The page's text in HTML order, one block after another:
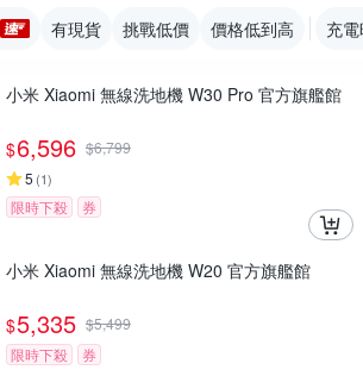
有現貨 挑戰低價 價格低到高 充
小米 Xiaomi 無線洗地機 W30 Pro 官方旗艦館
$6,596 $6,799
5 (1)
限時下殺 券
小米 Xiaomi 無線洗地機 W20 官方旗艦館
$5,335 $5,499
限時下殺
券